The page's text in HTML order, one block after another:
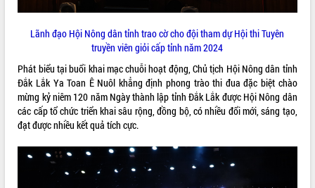
Thường trực HĐND tỉnh Đắk Lắk gặp
mặt Đoàn chuyên gia y tế TP. Hồ Chí
tại Nghĩa trang Liệt sĩ xã Sơn Hòa
Bàn giải pháp tháo gỡ khó khăn trong
xuất khẩu sầu riêng và triển khai quy
định EUDR
trường Nguyễn Hoàng Hiệp khảo sát
vùng trồng và doanh nghiệp đóng gói
sầu riêng tại Đắk Lắk
Hôm nay: 3613
Tất cả:
66089281
Lãnh đạo Hội Nông dân tỉnh trao cờ cho đội tham dự Hội thi Tuyên
truyền viên giỏi cấp tỉnh năm 2024
Phát biểu tại buổi khai mạc chuỗi hoạt động, Chủ tịch Hội Nông dân tỉnh
Đắk Lắk Ya Toan Ê Nuôl khẳng định phong trào thi đua đặc biệt chào
mừng kỷ niêm 120 năm Ngày thành lập tỉnh Đắk Lắk được Hội Nông dân
các cấp tổ chức triển khai sâu rộng, đồng bộ, có nhiều đổi mới, sáng tạo,
đạt được nhiều kết quả tích cực.